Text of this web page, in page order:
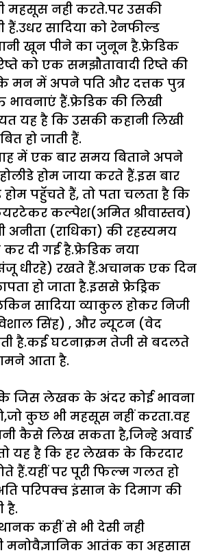
महसूस नही करते.पर उसकी
हैं.उधर सादिया को रेनफील्ड
खून पीने का जुनून है.फ्रेडिक
को एक समझौतावादी रिष्ते की
के मन में अपने पति और दत्तक पुत्र
हैं.फ्रेडिक की लिखी
यह है कि उसकी कहानी लिखी
हो जाती हैं.
में एक बार समय बिताने अपने
होम जाया करते हैं.इस बार
पहुॅचते हैं, तो पता चलता है कि
कल्पेश(अमित श्रीवास्तव)
अनीता (राधिका) की रहस्यमय
कर दी गई है.फ्रेडिक नया
धीरहे) रखते हैं.अचानक एक दिन
हो जाता है.इससे फ्रेड्रिक
सादिया व्याकुल होकर निजी
सिंह) , और न्यूटन (वेद
है.कई घटनाक्रम तेजी से बदलते
आता है.
जिस लेखक के अंदर कोई भावना
कुछ भी महसूस नहीं करता.वह
कैसे लिख सकता है,जिन्हे अवार्ड
यह है कि हर लेखक के किरदार
हैं.यहीं पर पूरी फिल्म गलत हो
परिपक्व इंसान के दिमाग की
है.
कहीं से भी देसी नही
मनोवैज्ञानिक आतंक का अहसास